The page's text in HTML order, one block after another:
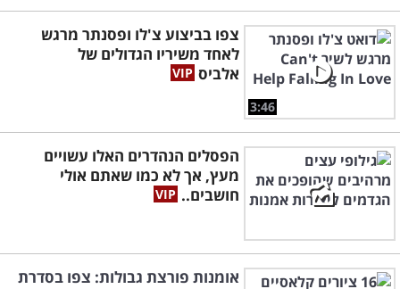
3:46
צפו בביצוע צ'לו ופסנתר מרגש
לאחד משיריו הגדולים של
אלביס
הפסלים הנהדרים האלו עשויים
מעץ, אך לא כמו שאתם אולי
חושבים..
אומנות פורצת גבולות: צפו בסדרת